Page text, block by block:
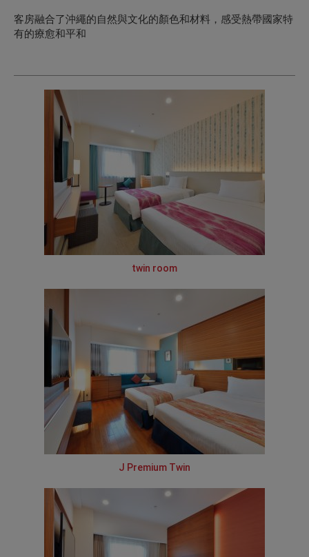
客房融合了沖繩的自然與文化的顏色和材料，感受熱帶國家特
有的療愈和平和
twin room
J Premium Twin